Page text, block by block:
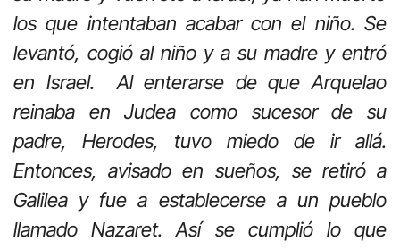
los que intentaban acabar con el niño. Se
levantó, cogió al niño y a su madre y entró
en Israel. Al enterarse de que Arquelao
reinaba en Judea como sucesor de su
padre, Herodes, tuvo miedo de ir allá.
Entonces, avisado en sueños, se retiró a
Galilea y fue a establecerse a un pueblo
llamado Nazaret. Así se cumplió lo que